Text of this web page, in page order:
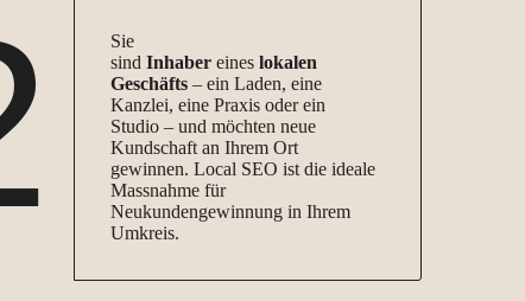
Sie
sindInhaber eineslokalen
Geschäfts – ein Laden, eine
Kanzlei, eine Praxis oder ein
Studio – und möchten neue
Kundschaft an Ihrem Ort
gewinnen. Local SEO ist die ideale
Massnahme für
Neukundengewinnung in Ihrem
Umkreis.